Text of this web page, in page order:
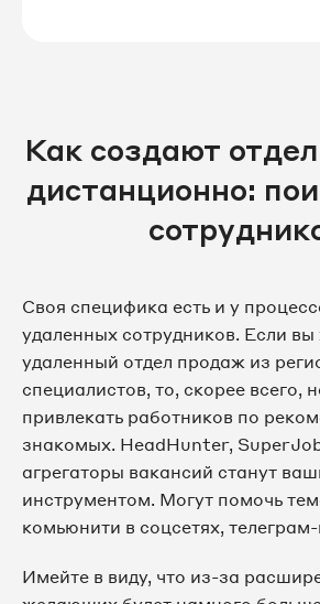
Как создают
дистанционно:
Своя специфика есть и у
удаленных сотрудников. Если вы
удаленный отдел продаж из
специалистов, то, скорее всего,
привлекать работников по
знакомых. HeadHunter,
агрегаторы вакансий станут
инструментом. Могут помочь
комьюнити в соцсетях,
Имейте в виду, что из-за